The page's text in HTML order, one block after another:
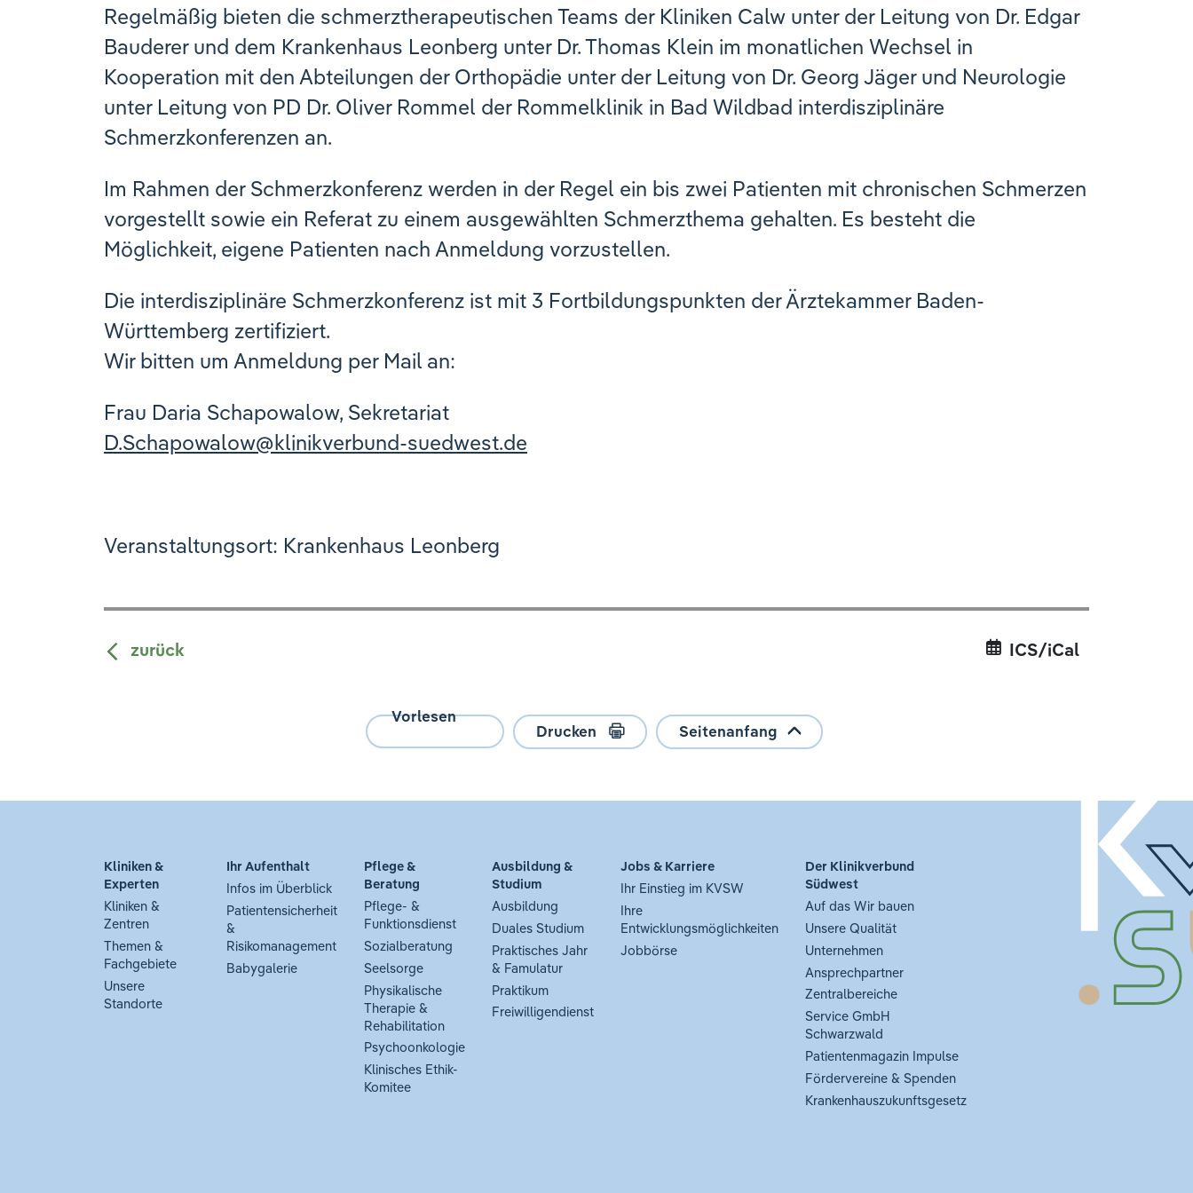
Regelmäßig bieten die schmerztherapeutischen Teams der Kliniken Calw unter der Leitung von Dr. Edgar
Bauderer und dem Krankenhaus Leonberg unter Dr. Thomas Klein im monatlichen Wechsel in
Kooperation mit den Abteilungen der Orthopädie unter der Leitung von Dr. Georg Jäger und Neurologie
unter Leitung von PD Dr. Oliver Rommel der Rommelklinik in Bad Wildbad interdisziplinäre
Schmerzkonferenzen an.
Im Rahmen der Schmerzkonferenz werden in der Regel ein bis zwei Patienten mit chronischen Schmerzen
vorgestellt sowie ein Referat zu einem ausgewählten Schmerzthema gehalten. Es besteht die
Möglichkeit, eigene Patienten nach Anmeldung vorzustellen.
Die interdisziplinäre Schmerzkonferenz ist mit 3 Fortbildungspunkten der Ärztekammer Baden-
Württemberg zertifiziert.
Wir bitten um Anmeldung per Mail an:
Frau Daria Schapowalow, Sekretariat
D.Schapowalow@klinikverbund-suedwest.de
Veranstaltungsort: Krankenhaus Leonberg
zurück ICS/iCal
Vorlesen
Drucken
Seitenanfang
Kliniken &
Experten
Kliniken &
Zentren
Themen &
Fachgebiete
Unsere
Standorte
Ihr Aufenthalt
Infos im Überblick
Patientensicherheit
&
Risikomanagement
Babygalerie
Pflege &
Beratung
Pflege- &
Funktionsdienst
Sozialberatung
Seelsorge
Physikalische
Therapie &
Rehabilitation
Psychoonkologie
Klinisches Ethik-
Komitee
Ausbildung &
Studium
Ausbildung
Duales Studium
Praktisches Jahr
& Famulatur
Praktikum
Freiwilligendienst
Jobs & Karriere
Ihr Einstieg im KVSW
Ihre
Entwicklungsmöglichkeiten
Jobbörse
Der Klinikverbund
Südwest
Auf das Wir bauen
Unsere Qualität
Unternehmen
Ansprechpartner
Zentralbereiche
Service GmbH
Schwarzwald
Patientenmagazin Impulse
Fördervereine & Spenden
Krankenhauszukunftsgesetz